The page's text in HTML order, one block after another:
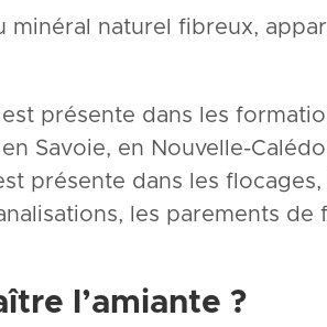
minéral naturel fibreux,
est présente dans les
Savoie, en Nouvelle-
présente dans les
les parements de
l’amiante ?